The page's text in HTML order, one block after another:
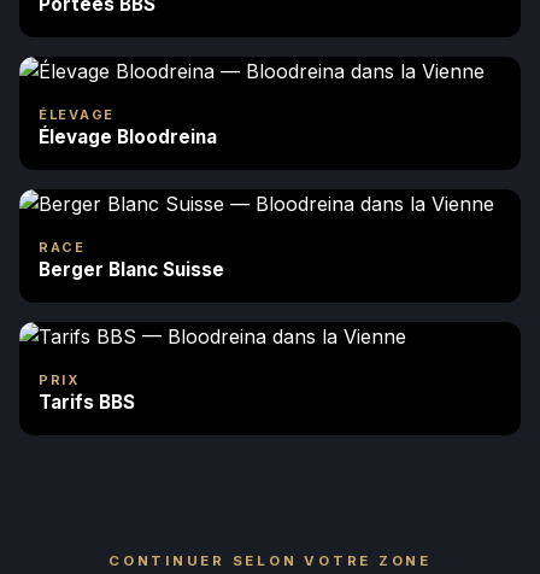
ÉLEVAGE
Élevage Bloodreina
RACE
Berger Blanc Suisse
PRIX
Tarifs BBS
CONTINUER SELON VOTRE ZONE